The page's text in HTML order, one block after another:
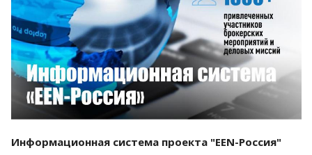
Смотреть проект
Информационная система проекта "EEN-Россия"